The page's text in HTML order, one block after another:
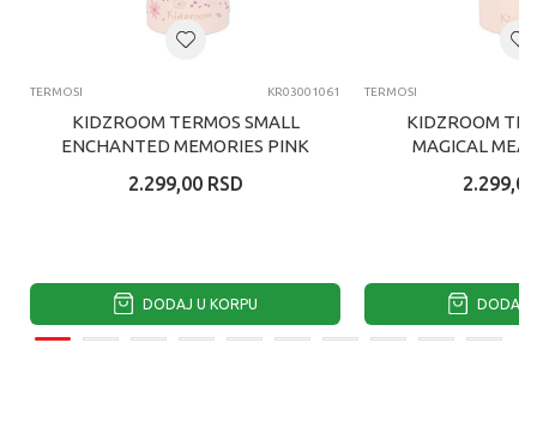
TERMOSI KR03001061
KIDZROOM TERMOS SMALL
ENCHANTED MEMORIES PINK
2.299,00 RSD
DODAJ U KORPU
TERMOSI
KIDZROOM
MAGICAL
2.299,00
DODAJ